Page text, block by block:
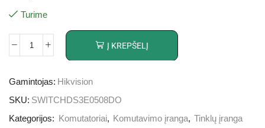
Turime
Į KREPŠELĮ
Gamintojas: Hikvision
SKU: SWITCHDS3E0508DO
Kategorijos:
Komutatoriai, Komutavimo įranga, Tinklų įranga